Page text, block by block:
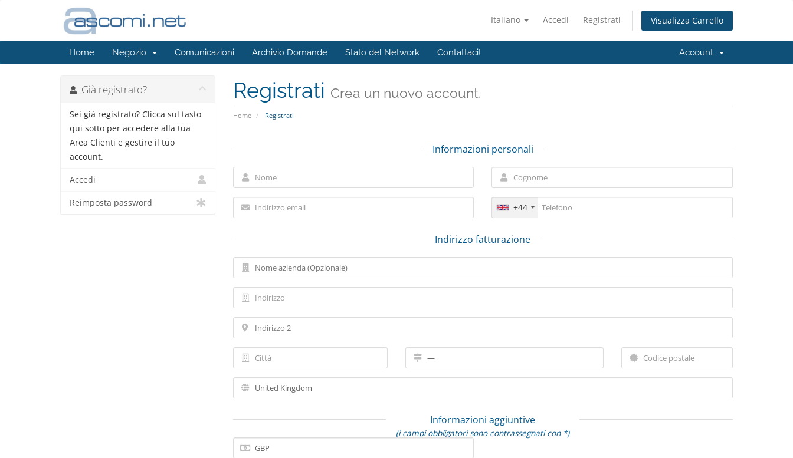
Italiano Accedi Registrati Visualizza Carrello
Home Negozio Comunicazioni Archivio Domande Stato del Network Contattaci! Account
Registrati Crea un nuovo account.
Home Registrati
Già registrato?
Sei già registrato? Clicca sul tasto
qui sotto per accedere alla tua
Area Clienti e gestire il tuo
account.
Accedi
Reimposta password
Informazioni personali
+44
Indirizzo fatturazione
Informazioni aggiuntive
(i campi obbligatori sono contrassegnati con *)